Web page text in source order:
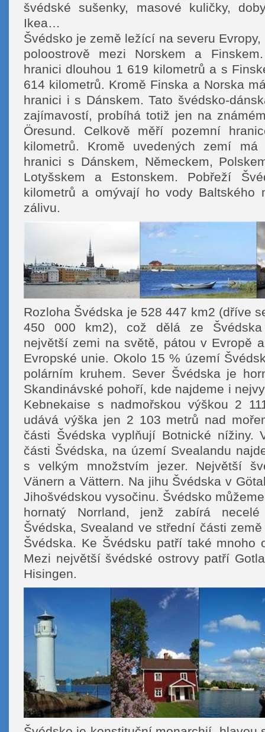
švédské sušenky, masové kuličky,
Ikea…
Švédsko je země ležící na severu
poloostrově mezi Norskem a
hranici dlouhou 1 619 kilometrů a s
614 kilometrů. Kromě Finska a Norska
hranici i s Dánskem. Tato švédsko-
zajímavostí, probíhá totiž jen na
Öresund. Celkově měří pozemní
kilometrů. Kromě uvedených zemí má
hranici s Dánskem, Německem,
Lotyšskem a Estonskem. Pobřeží
kilometrů a omývají ho vody Baltského
zálivu.
Rozloha Švédska je 528 447 km2 (dříve
450 000 km2), což dělá ze Švédska
největší zemi na světě, pátou v Evropě
Evropské unie. Okolo 15 % území
polárním kruhem. Sever Švédska je
Skandinávské pohoří, kde najdeme i
Kebnekaise s nadmořskou výškou 2
udává výška jen 2 103 metrů nad
části Švédska vyplňují Botnické nížiny.
části Švédska, na území Svealandu
s velkým množstvím jezer. Největší
Vänern a Vättern. Na jihu Švédska v
Jihošvédskou vysočinu. Švédsko
hornatý Norrland, jenž zabírá
Švédska, Svealand ve střední části
Švédska. Ke Švédsku patří také mnoho
Mezi největší švédské ostrovy patří
Hisingen.